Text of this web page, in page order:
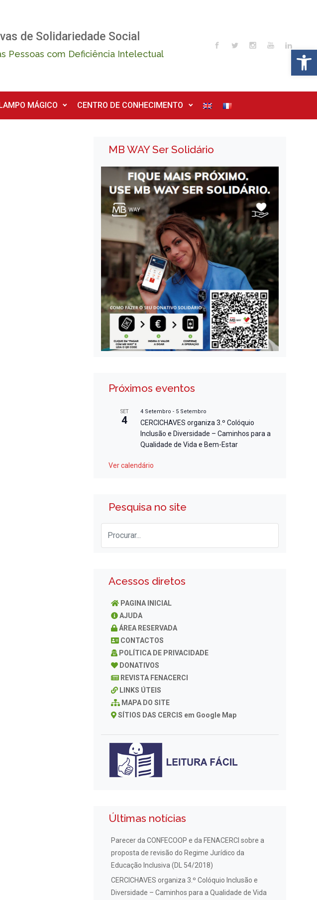
de Solidariedade Social
Pessoas com Deficiência Intelectual
MÁGICO CENTRO DE CONHECIMENTO
MB WAY Ser Solidário
Próximos eventos
SET
4
4 Setembro - 5 Setembro
CERCICHAVES organiza 3.º Colóquio
Inclusão e Diversidade – Caminhos para a
Qualidade de Vida e Bem-Estar
Ver calendário
Pesquisa no site
Acessos diretos
PAGINA INICIAL
AJUDA
ÁREA RESERVADA
CONTACTOS
POLÍTICA DE PRIVACIDADE
DONATIVOS
REVISTA FENACERCI
LINKS ÚTEIS
MAPA DO SITE
SÍTIOS DAS CERCIS em Google Map
Últimas notícias
Parecer da CONFECOOP e da FENACERCI sobre a
proposta de revisão do Regime Jurídico da
Educação Inclusiva (DL 54/2018)
CERCICHAVES organiza 3.º Colóquio Inclusão e
Diversidade – Caminhos para a Qualidade de Vida